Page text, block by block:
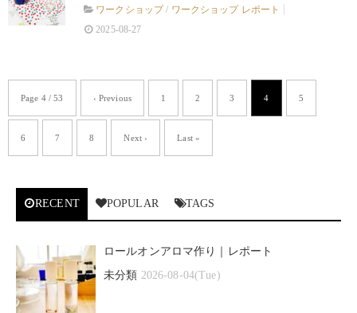
ワークショップ/ ワークショップ レポート
2025-08-27
Page 4 / 53 ‹ Previous 1 2 3 4 5
6 7 8 Next › Last »
RECENT POPULAR TAGS
ロールオンアロマ作り｜レポート
未分類 2026-08-04(Tue)